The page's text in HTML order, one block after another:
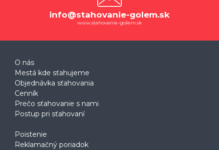
info@stahovanie-golem.sk
www.stahovanie-golem.sk
O nás
Mestá kde sťahujeme
Objednávka sťahovania
Cenník
Prečo sťahovanie s nami
Postup pri sťahovaní
Poistenie
Reklamačný poriadok